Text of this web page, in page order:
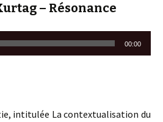
– Résonance
00:00
intitulée La contextualisation du